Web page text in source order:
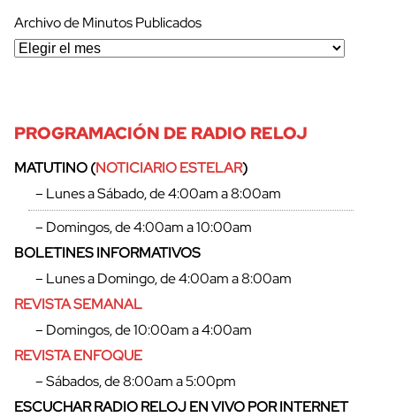
Archivo de Minutos Publicados
PROGRAMACIÓN DE RADIO RELOJ
MATUTINO (NOTICIARIO ESTELAR)
– Lunes a Sábado, de 4:00am a 8:00am
– Domingos, de 4:00am a 10:00am
BOLETINES INFORMATIVOS
– Lunes a Domingo, de 4:00am a 8:00am
REVISTA SEMANAL
– Domingos, de 10:00am a 4:00am
REVISTA ENFOQUE
– Sábados, de 8:00am a 5:00pm
ESCUCHAR RADIO RELOJ EN VIVO POR INTERNET